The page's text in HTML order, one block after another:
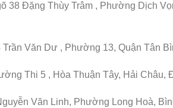
38 Đặng Thùy Trâm , Phường Dịch
Văn Dư , Phường 13, Quận Tân
Thi 5 , Hòa Thuận Tây, Hải Châu,
Văn Linh, Phường Long Hoà,